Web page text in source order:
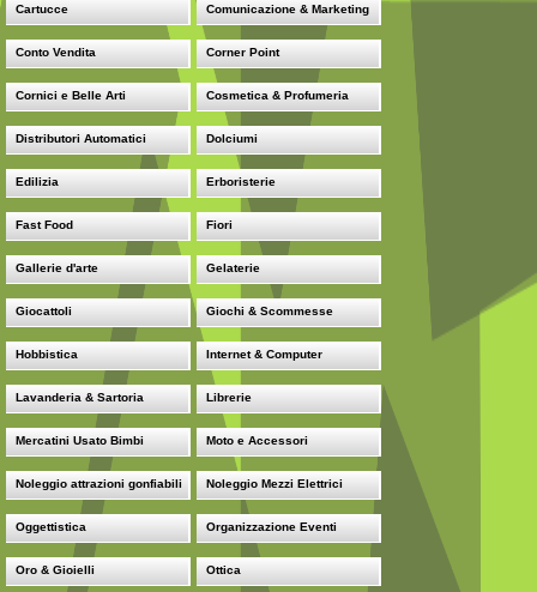
Cartucce Comunicazione & Marketing
Conto Vendita Corner Point
Cornici e Belle Arti Cosmetica & Profumeria
Distributori Automatici Dolciumi
Edilizia Erboristerie
Fast Food Fiori
Gallerie d'arte Gelaterie
Giocattoli Giochi & Scommesse
Hobbistica Internet & Computer
Lavanderia & Sartoria Librerie
Mercatini Usato Bimbi Moto e Accessori
Noleggio attrazioni gonfiabili Noleggio Mezzi Elettrici
Oggettistica Organizzazione Eventi
Oro & Gioielli Ottica